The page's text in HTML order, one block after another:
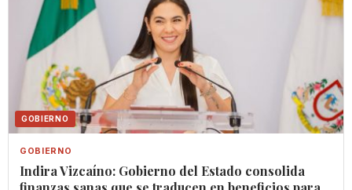
GOBIERNO
GOBIERNO
Indira Vizcaíno: Gobierno del Estado consolida